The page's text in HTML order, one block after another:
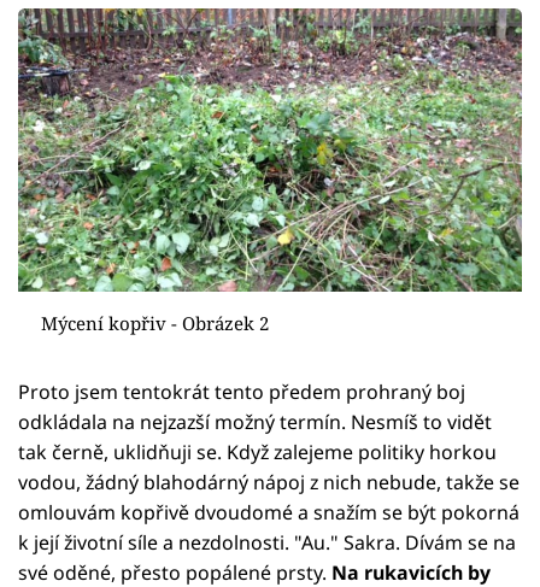
Mýcení kopřiv - Obrázek 2
Proto jsem tentokrát tento předem prohraný boj
odkládala na nejzazší možný termín. Nesmíš to vidět
tak černě, uklidňuji se. Když zalejeme politiky horkou
vodou, žádný blahodárný nápoj z nich nebude, takže se
omlouvám kopřivě dvoudomé a snažím se být pokorná
k její životní síle a nezdolnosti. "Au." Sakra. Dívám se na
své oděné, přesto popálené prsty. Na rukavicích by